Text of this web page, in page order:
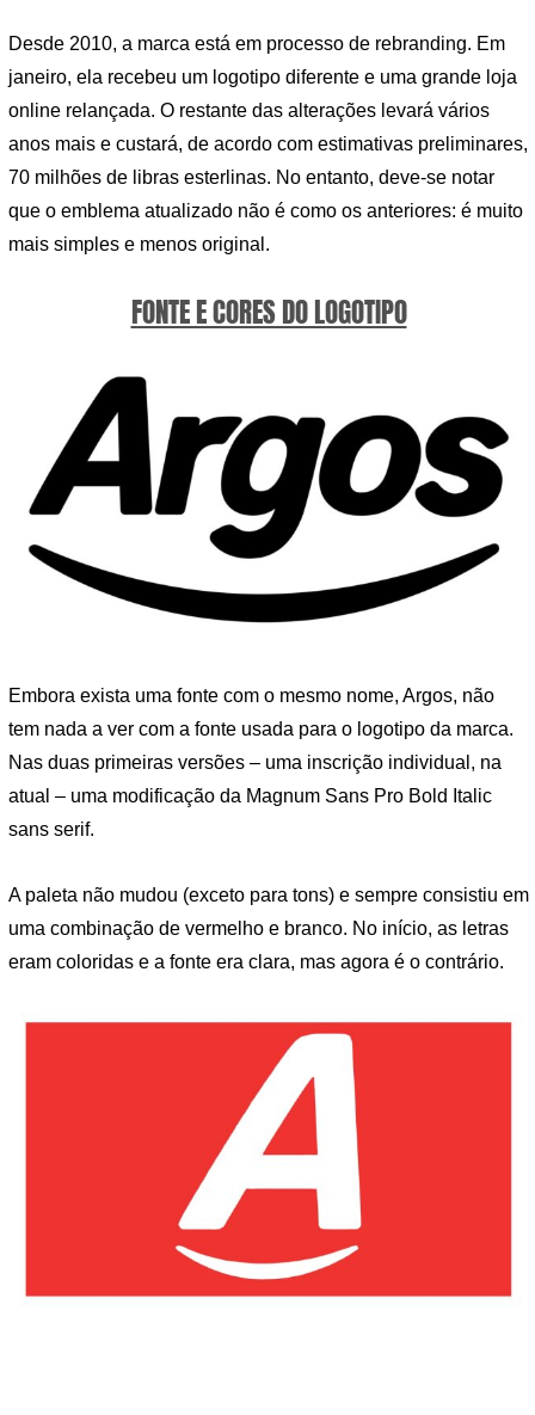
Desde 2010, a marca está em processo de rebranding. Em
janeiro, ela recebeu um logotipo diferente e uma grande loja
online relançada. O restante das alterações levará vários
anos mais e custará, de acordo com estimativas preliminares,
70 milhões de libras esterlinas. No entanto, deve-se notar
que o emblema atualizado não é como os anteriores: é muito
mais simples e menos original.
FONTE E CORES DO LOGOTIPO
Embora exista uma fonte com o mesmo nome, Argos, não
tem nada a ver com a fonte usada para o logotipo da marca.
Nas duas primeiras versões – uma inscrição individual, na
atual – uma modificação da Magnum Sans Pro Bold Italic
sans serif.
A paleta não mudou (exceto para tons) e sempre consistiu em
uma combinação de vermelho e branco. No início, as letras
eram coloridas e a fonte era clara, mas agora é o contrário.